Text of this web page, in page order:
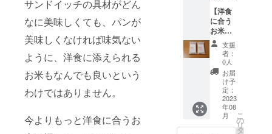
サンドイッチの具材がどん
なに美味しくても、パンが
美味しくなければ味気ない
ように、洋食に添えられる
お米もなんでも良いという
わけではありません。
今よりもっと洋食に合うお
確な賞
味期限
はござ
いませ
ん。 お
いしく
お召し
上がり
いただ
ける期
間とし
て、 精
米年月
日より
パンフ
レット
付き。
配送料
込み。
ネコポ
スでお
送りし
ます。
保存方
法 冷
暗所 お
米はお
野菜と
【洋食
に合う
お米で
応
援！】
お米
300g2
合 お
茶碗約4
杯分
…２袋
（訪日
外国人
支援
者：
0人
お届
け予
定：
2023
年08
月
こ
の
リ
タ